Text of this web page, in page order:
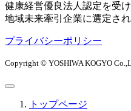
健康経営優良法人認定を受け
地域未来牽引企業に選定され
プライバシーポリシー
Copyright © YOSHIWA KOGYO
トップページ